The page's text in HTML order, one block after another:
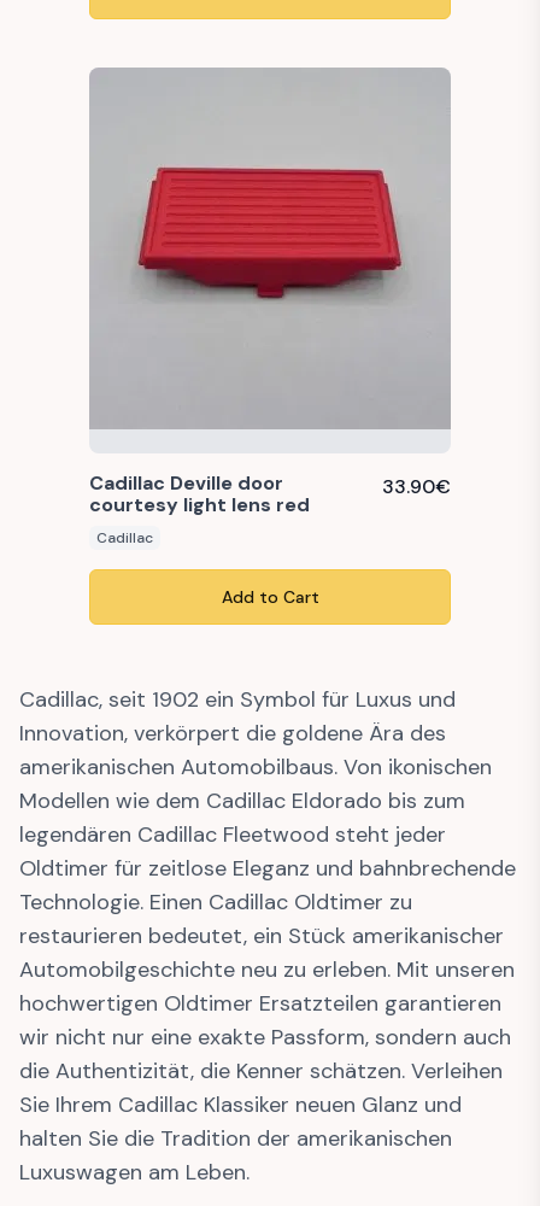
Cadillac Deville door
courtesy light lens red
33.90€
Cadillac
Add to Cart
Cadillac, seit 1902 ein Symbol für Luxus und
Innovation, verkörpert die goldene Ära des
amerikanischen Automobilbaus. Von ikonischen
Modellen wie dem Cadillac Eldorado bis zum
legendären Cadillac Fleetwood steht jeder
Oldtimer für zeitlose Eleganz und bahnbrechende
Technologie. Einen Cadillac Oldtimer zu
restaurieren bedeutet, ein Stück amerikanischer
Automobilgeschichte neu zu erleben. Mit unseren
hochwertigen Oldtimer Ersatzteilen garantieren
wir nicht nur eine exakte Passform, sondern auch
die Authentizität, die Kenner schätzen. Verleihen
Sie Ihrem Cadillac Klassiker neuen Glanz und
halten Sie die Tradition der amerikanischen
Luxuswagen am Leben.